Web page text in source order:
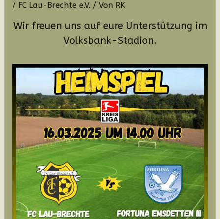
/ FC Lau-Brechte e.V. / Von RK
Wir freuen uns auf eure Unterstützung im
Volksbank-Stadion.